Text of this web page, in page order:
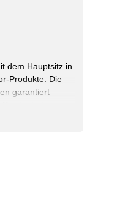
dem Hauptsitz in
Produkte. Die
garantiert